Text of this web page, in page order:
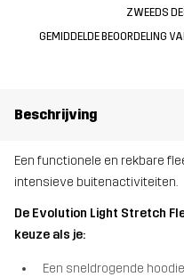
ZWEEDS
GEMIDDELDE BEOORDELING
Beschrijving
Een functionele en rekbare
intensieve buitenactiviteiten.
De Evolution Light Stretch
keuze als je:
Een sneldrogende